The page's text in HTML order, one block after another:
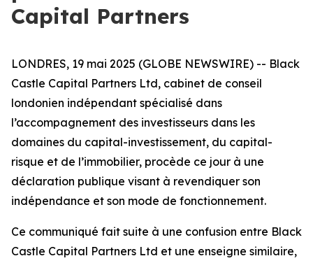
Capital Partners
LONDRES, 19 mai 2025 (GLOBE NEWSWIRE) -- Black
Castle Capital Partners Ltd, cabinet de conseil
londonien indépendant spécialisé dans
l’accompagnement des investisseurs dans les
domaines du capital-investissement, du capital-
risque et de l’immobilier, procède ce jour à une
déclaration publique visant à revendiquer son
indépendance et son mode de fonctionnement.
Ce communiqué fait suite à une confusion entre Black
Castle Capital Partners Ltd et une enseigne similaire,